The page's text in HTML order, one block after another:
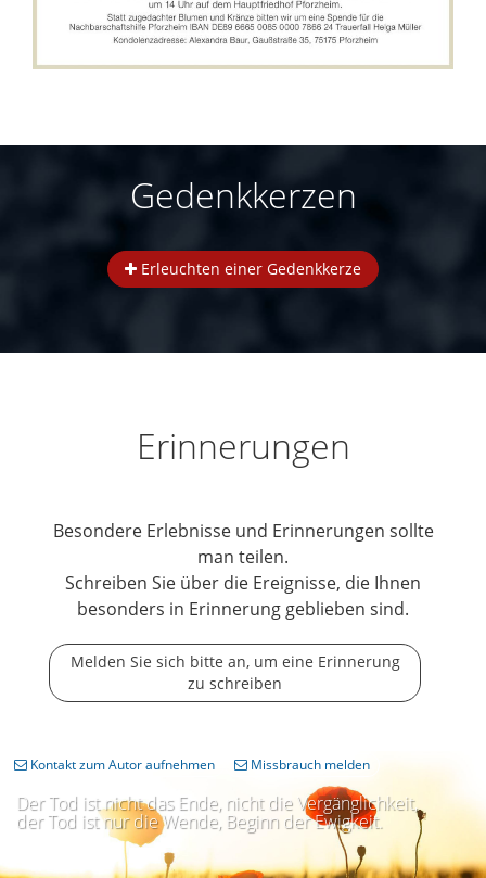
Gedenkkerzen
Erleuchten einer Gedenkkerze
Erinnerungen
Besondere Erlebnisse und Erinnerungen sollte
man teilen.
Schreiben Sie über die Ereignisse, die Ihnen
besonders in Erinnerung geblieben sind.
Melden Sie sich bitte an, um eine Erinnerung
zu schreiben
Der Tod ist nicht das Ende, nicht die Vergänglichkeit,
der Tod ist nur die Wende, Beginn der Ewigkeit.
Kontakt zum Autor aufnehmen Missbrauch melden